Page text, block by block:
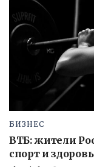
БИЗНЕС
ВТБ: жители
спорт и